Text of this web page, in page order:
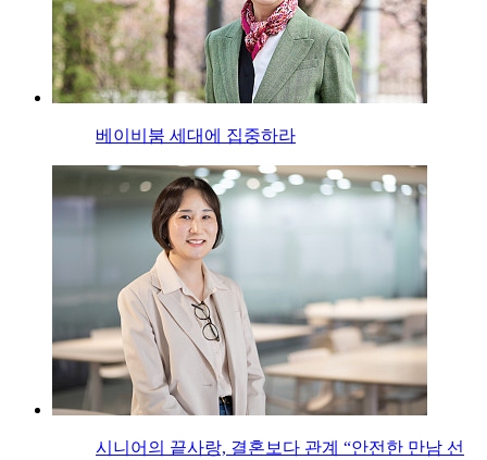
베이비붐 세대에 집중하라
시니어의 끝사랑, 결혼보다 관계 “안전한 만남 선